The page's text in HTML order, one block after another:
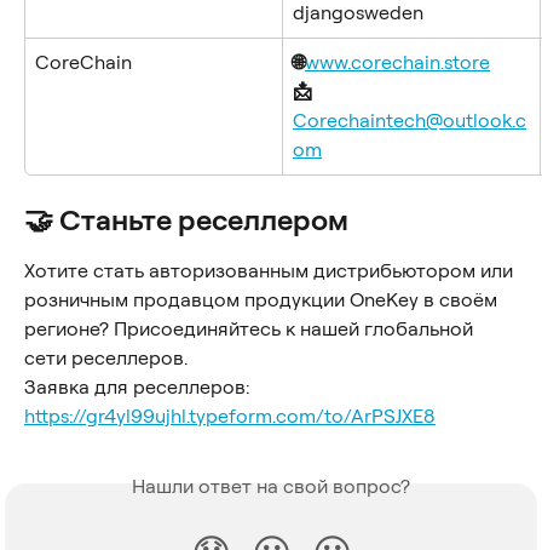
djangosweden
CoreChain 🌐www.corechain.store
📩
Corechaintech@outlook.c
om
🤝 Станьте реселлером
Хотите стать авторизованным дистрибьютором или
розничным продавцом продукции OneKey в своём
регионе? Присоединяйтесь к нашей глобальной
сети реселлеров.
Заявка для реселлеров:
https://gr4yl99ujhl.typeform.com/to/ArPSJXE8
Нашли ответ на свой вопрос?